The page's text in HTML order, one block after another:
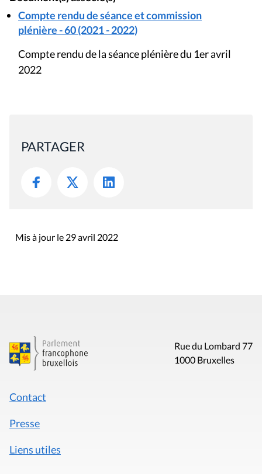
Compte rendu de séance et commission
plénière - 60 (2021 - 2022)
Compte rendu de la séance plénière du 1er avril
2022
PARTAGER
Mis à jour le 29 avril 2022
Rue du Lombard 77
1000 Bruxelles
Contact
Presse
Liens utiles